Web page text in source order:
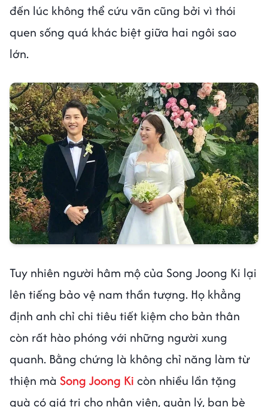
đến lúc không thể cứu vãn cũng bởi vì thói
quen sống quá khác biệt giữa hai ngôi sao
lớn.
Tuy nhiên người hâm mộ của Song Joong Ki lại
lên tiếng bảo vệ nam thần tượng. Họ khẳng
định anh chỉ chi tiêu tiết kiệm cho bản thân
còn rất hào phóng với những người xung
quanh. Bằng chứng là không chỉ năng làm từ
thiện mà Song Joong Ki còn nhiều lần tặng
quà có giá trị cho nhân viên, quản lý, bạn bè